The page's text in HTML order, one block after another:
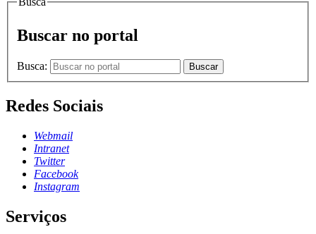
Buscar no portal
Busca: Buscar
Redes Sociais
Webmail
Intranet
Twitter
Facebook
Instagram
Serviços